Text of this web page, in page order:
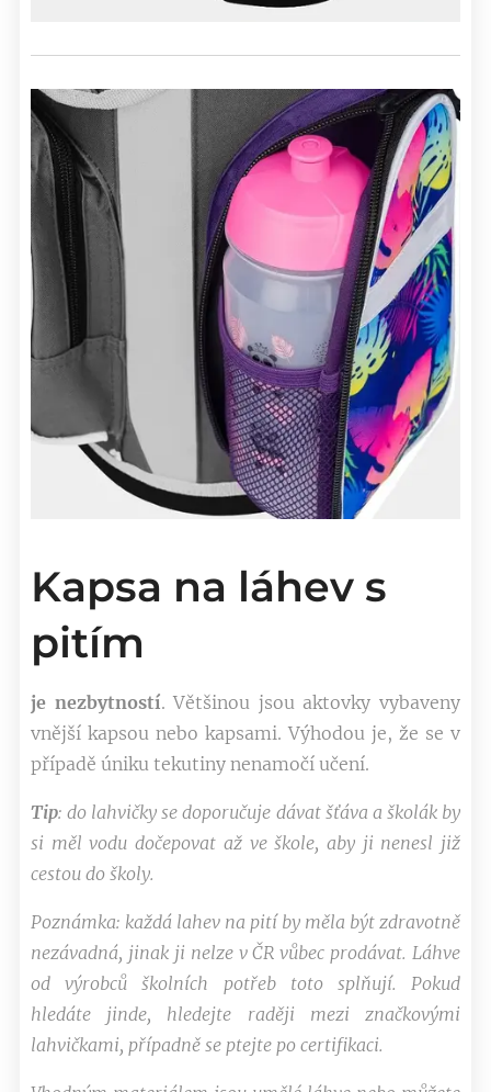
Kapsa na láhev s
pitím
je nezbytností. Většinou jsou aktovky vybaveny
vnější kapsou nebo kapsami. Výhodou je, že se v
případě úniku tekutiny nenamočí učení.
Tip: do lahvičky se doporučuje dávat šťáva a školák by
si měl vodu dočepovat až ve škole, aby ji nenesl již
cestou do školy.
Poznámka: každá lahev na pití by měla být zdravotně
nezávadná, jinak ji nelze v ČR vůbec prodávat. Láhve
od výrobců školních potřeb toto splňují. Pokud
hledáte jinde, hledejte raději mezi značkovými
lahvičkami, případně se ptejte po certifikaci.